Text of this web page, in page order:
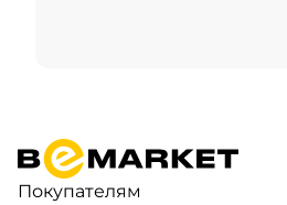
Покупателям